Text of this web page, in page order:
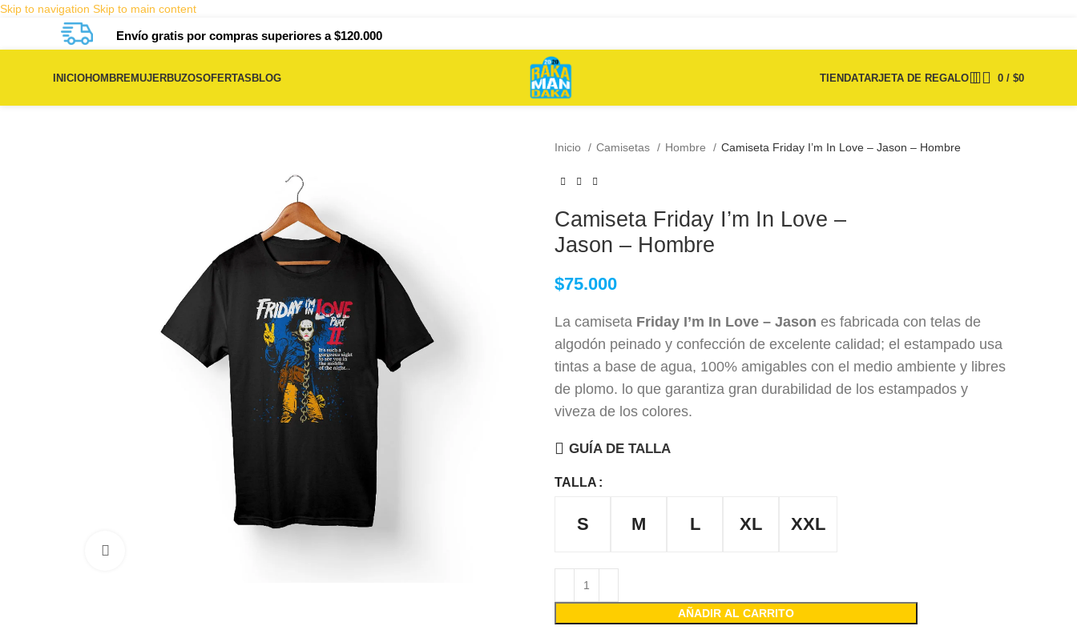
Skip to navigation Skip to main content
Envío gratis por compras superiores a $120.000
INICIOHOMBREMUJERBUZOSOFERTASBLOG TIENDATARJETA DE REGALO 0 / $0
Inicio Camisetas Hombre Camiseta Friday I’m In Love – Jason – Hombre
75.000
75.000
Camiseta Friday I’m In Love –
Jason – Hombre
$75.000
La camiseta Friday I’m In Love – Jason es fabricada con telas de
algodón peinado y confección de excelente calidad; el estampado usa
tintas a base de agua, 100% amigables con el medio ambiente y libres
de plomo. lo que garantiza gran durabilidad de los estampados y
viveza de los colores.
GUÍA DE TALLA
TALLA
S M L XL XXL
AÑADIR AL CARRITO